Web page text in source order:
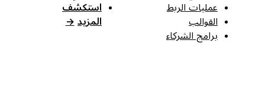
عمليات الربط
القوالب
برامج الشركاء
استكشف
المزيد →